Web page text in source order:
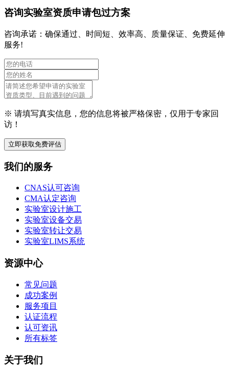
咨询实验室资质申请包过方案
咨询承诺：确保通过、时间短、效率高、质量保证、免费延伸
服务!
※ 请填写真实信息，您的信息将被严格保密，仅用于专家回
访！
立即获取免费评估
我们的服务
CNAS认可咨询
CMA认定咨询
实验室设计施工
实验室设备交易
实验室转让交易
实验室LIMS系统
资源中心
常见问题
成功案例
服务项目
认证流程
认可资讯
所有标签
关于我们